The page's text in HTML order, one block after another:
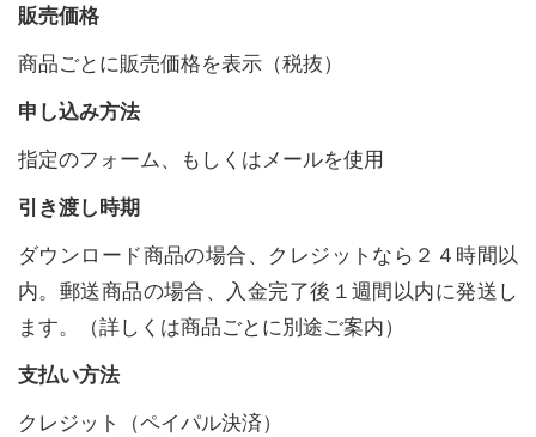
販売価格
商品ごとに販売価格を表示（税抜）
申し込み方法
指定のフォーム、もしくはメールを使用
引き渡し時期
ダウンロード商品の場合、クレジットなら２４時間以
内。郵送商品の場合、入金完了後１週間以内に発送し
ます。（詳しくは商品ごとに別途ご案内）
支払い方法
クレジット（ペイパル決済）